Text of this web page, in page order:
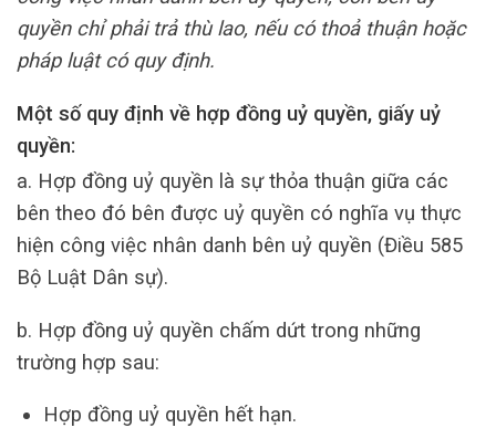
quyền chỉ phải trả thù lao, nếu có thoả thuận hoặc
pháp luật có quy định.
Một số quy định về hợp đồng uỷ quyền, giấy uỷ
quyền:
a. Hợp đồng uỷ quyền là sự thỏa thuận giữa các
bên theo đó bên được uỷ quyền có nghĩa vụ thực
hiện công việc nhân danh bên uỷ quyền (Điều 585
Bộ Luật Dân sự).
b. Hợp đồng uỷ quyền chấm dứt trong những
trường hợp sau:
Hợp đồng uỷ quyền hết hạn.